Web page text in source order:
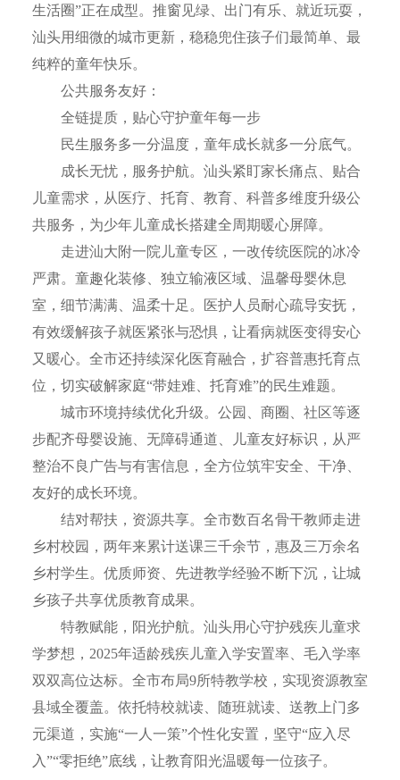
生活圈”正在成型。推窗见绿、出门有乐、就近玩耍，
汕头用细微的城市更新，稳稳兜住孩子们最简单、最
纯粹的童年快乐。
公共服务友好：
全链提质，贴心守护童年每一步
民生服务多一分温度，童年成长就多一分底气。
成长无忧，服务护航。汕头紧盯家长痛点、贴合
儿童需求，从医疗、托育、教育、科普多维度升级公
共服务，为少年儿童成长搭建全周期暖心屏障。
走进汕大附一院儿童专区，一改传统医院的冰冷
严肃。童趣化装修、独立输液区域、温馨母婴休息
室，细节满满、温柔十足。医护人员耐心疏导安抚，
有效缓解孩子就医紧张与恐惧，让看病就医变得安心
又暖心。全市还持续深化医育融合，扩容普惠托育点
位，切实破解家庭“带娃难、托育难”的民生难题。
城市环境持续优化升级。公园、商圈、社区等逐
步配齐母婴设施、无障碍通道、儿童友好标识，从严
整治不良广告与有害信息，全方位筑牢安全、干净、
友好的成长环境。
结对帮扶，资源共享。全市数百名骨干教师走进
乡村校园，两年来累计送课三千余节，惠及三万余名
乡村学生。优质师资、先进教学经验不断下沉，让城
乡孩子共享优质教育成果。
特教赋能，阳光护航。汕头用心守护残疾儿童求
学梦想，2025年适龄残疾儿童入学安置率、毛入学率
双双高位达标。全市布局9所特教学校，实现资源教室
县域全覆盖。依托特校就读、随班就读、送教上门多
元渠道，实施“一人一策”个性化安置，坚守“应入尽
入”“零拒绝”底线，让教育阳光温暖每一位孩子。